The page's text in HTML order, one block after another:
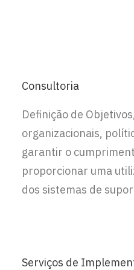
Consultoria
Definição de
organizacionais,
garantir o
proporcionar uma
dos sistemas de
Serviços de